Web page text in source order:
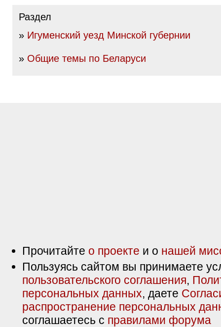
Раздел
» Игуменский уезд Минской губернии
» Общие темы по Беларуси
Прочитайте о проекте и о нашей
Пользуясь сайтом вы принимаете
пользовательского соглашения,
персональных данных, даете
распространение персональных
соглашаетесь с правилами форума